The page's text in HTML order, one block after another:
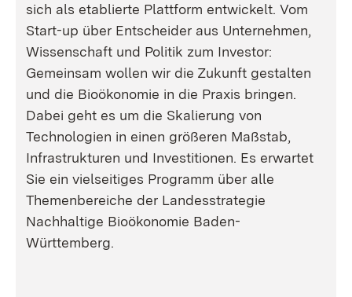
sich als etablierte Plattform entwickelt. Vom
Start-up über Entscheider aus Unternehmen,
Wissenschaft und Politik zum Investor:
Gemeinsam wollen wir die Zukunft gestalten
und die Bioökonomie in die Praxis bringen.
Dabei geht es um die Skalierung von
Technologien in einen größeren Maßstab,
Infrastrukturen und Investitionen. Es erwartet
Sie ein vielseitiges Programm über alle
Themenbereiche der Landesstrategie
Nachhaltige Bioökonomie Baden-
Württemberg.